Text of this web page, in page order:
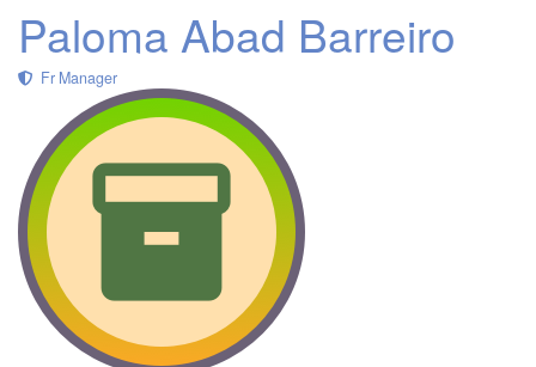
Paloma Abad Barreiro
Fr Manager